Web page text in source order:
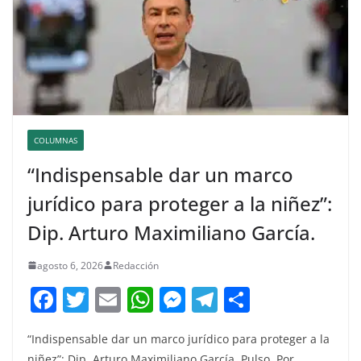
COLUMNAS
“Indispensable dar un marco
jurídico para proteger a la niñez”:
Dip. Arturo Maximiliano García.
agosto 6, 2026 Redacción
F
a
c
T
w
itt
E
m
ai
W
h
at
M
e
ss
T
el
e m
“Indispensable dar un marco jurídico para proteger a la